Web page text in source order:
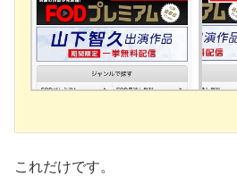
これだけです。